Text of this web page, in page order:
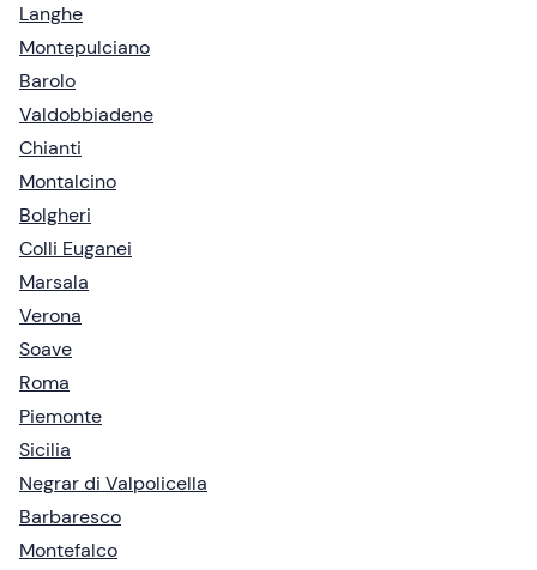
Langhe
Montepulciano
Barolo
Valdobbiadene
Chianti
Montalcino
Bolgheri
Colli Euganei
Marsala
Verona
Soave
Roma
Piemonte
Sicilia
Negrar di Valpolicella
Barbaresco
Montefalco